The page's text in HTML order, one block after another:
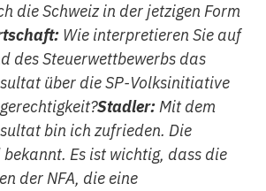
die Schweiz in der jetzigen Form
Wie interpretieren Sie auf
des Steuerwettbewerbs das
über die SP-Volksinitiative
Stadler:Mit dem
bin ich zufrieden. Die
Es ist wichtig, dass die
der NFA, die eine